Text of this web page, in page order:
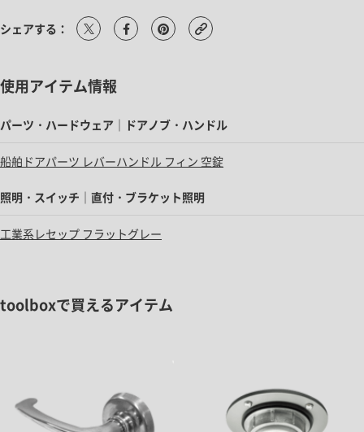
シェアする：
使用アイテム情報
パーツ・ハードウェア｜ドアノブ・ハンドル
船舶ドアパーツ レバーハンドル フィン 空錠
照明・スイッチ｜直付・ブラケット照明
工業系レセップ フラットグレー
toolboxで買えるアイテム